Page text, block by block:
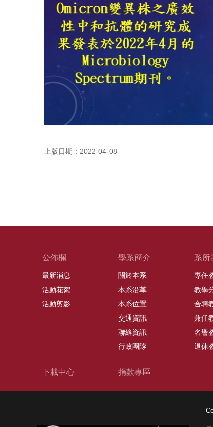
上版日期：2022-04-08
公佈欄
最新消息
活動花絮
活動剪影
學系簡介
關於本系
本系沿革
本系位置
交通資訊
聯絡資訊
行政團隊
系所
專任
教學
合聘
兼任
名譽
退休
下載中心 捐款專區